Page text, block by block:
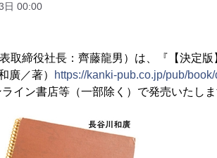
日 00:00
取締役社長：齊藤龍男）は、『【決定
廣／著）
https://kanki-pub.co.jp/pub/
イン書店等（一部除く）で発売いたしま